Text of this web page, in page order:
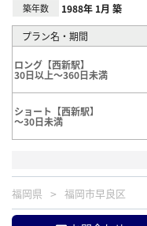
築年数 1988年 1月 築
プラン名・期間
ロング【西新駅】
30日以上～360日未満
ショート【西新駅】
～30日未満
福岡県 福岡市早良区